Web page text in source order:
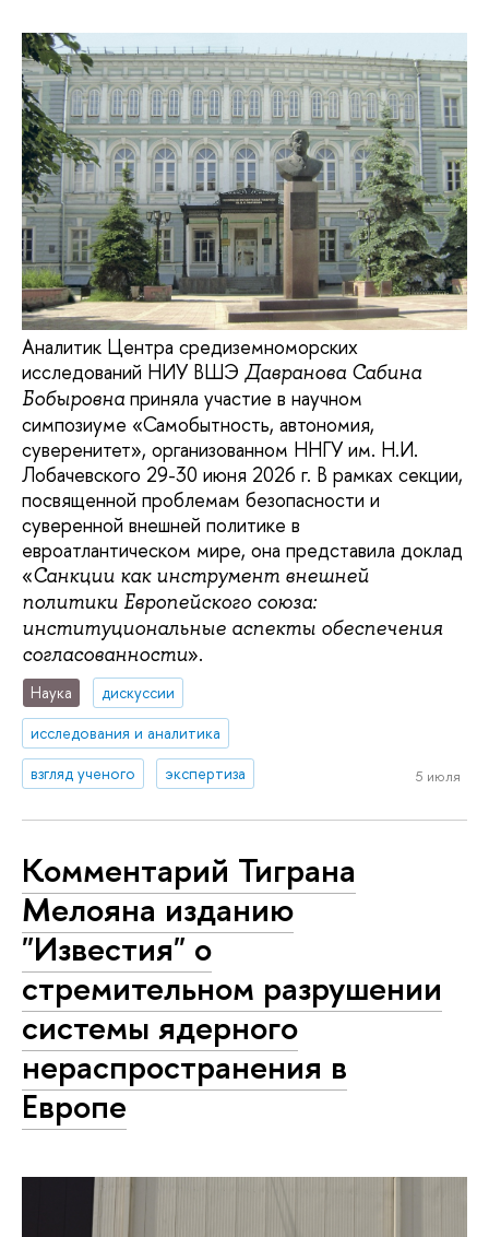
Аналитик Центра средиземноморских
исследований НИУ ВШЭ Давранова Сабина
Бобыровнаприняла участие в научном
симпозиуме «Самобытность, автономия,
суверенитет», организованном ННГУ им. Н.И.
Лобачевского 29-30 июня 2026 г. В рамках секции,
посвященной проблемам безопасности и
суверенной внешней политике в
евроатлантическом мире, она представила доклад
«Санкции как инструмент внешней
политики Европейского союза:
институциональные аспекты обеспечения
согласованности».
Наука
дискуссии
исследования и аналитика
взгляд ученого
экспертиза 5 июля
Комментарий Тиграна
Мелояна изданию
"Известия" о
стремительном разрушении
системы ядерного
нераспространения в
Европе